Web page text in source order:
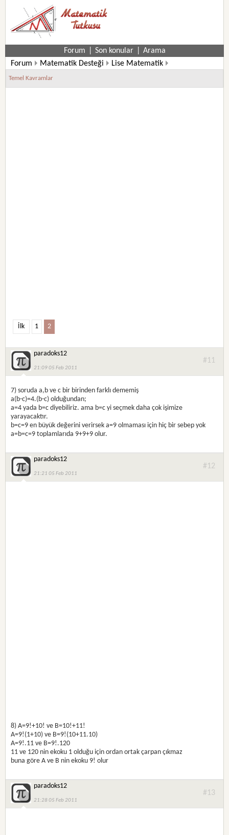
Forum Son konular
Arama
Forum
Matematik Desteği
Lise Matematik
9. Sınıf Matematik Soruları
Temel Kavramlar
İlk 1 2
paradoks12
21:09 05 Feb 2011
#11
7) soruda a,b ve c bir birinden farklı dememiş
a(b-c)=4.(b-c) olduğundan;
a=4 yada b=c diyebiliriz. ama b=c yi seçmek daha çok işimize
yarayacaktır.
b=c=9 en büyük değerini verirsek a=9 olmaması için hiç bir sebep yok
a=b=c=9 toplamlarıda 9+9+9 olur.
paradoks12
21:21 05 Feb 2011
#12
8) A=9!+10! ve B=10!+11!
A=9!(1+10) ve B=9!(10+11.10)
A=9!.11 ve B=9!.120
11 ve 120 nin ekoku 1 olduğu için ordan ortak çarpan çıkmaz
buna göre A ve B nin ekoku 9! olur
paradoks12
21:28 05 Feb 2011
#13